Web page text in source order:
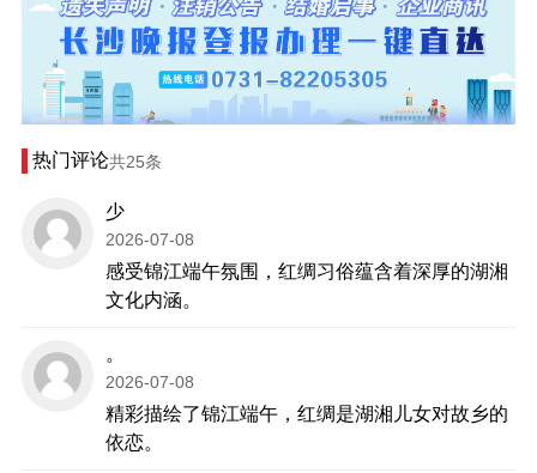
热门评论共25条
少
2026-07-08
感受锦江端午氛围，红绸习俗蕴含着深厚的湖湘
文化内涵。
。
2026-07-08
精彩描绘了锦江端午，红绸是湖湘儿女对故乡的
依恋。